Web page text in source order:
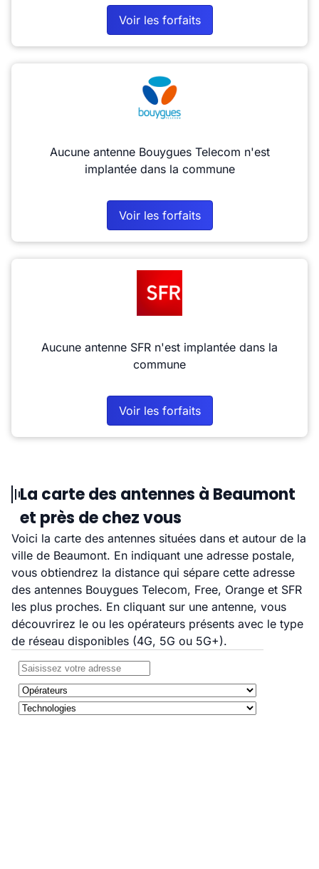
Voir les forfaits
Aucune antenne Bouygues Telecom n'est
implantée dans la commune
Voir les forfaits
Aucune antenne SFR n'est implantée dans la
commune
Voir les forfaits
La carte des antennes à Beaumont
et près de chez vous
Voici la carte des antennes situées dans et autour de la
ville de Beaumont. En indiquant une adresse postale,
vous obtiendrez la distance qui sépare cette adresse
des antennes Bouygues Telecom, Free, Orange et SFR
les plus proches. En cliquant sur une antenne, vous
découvrirez le ou les opérateurs présents avec le type
de réseau disponibles (4G, 5G ou 5G+).